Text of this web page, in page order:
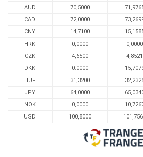
AUD
70,5000
CAD
72,0000
CNY
14,7100
HRK
0,0000 0,0000
CZK
4,6500 4,8521
DKK
0.0000
HUF
31,3200
JPY
64,0000
NOK
0,0000
USD
100,8000